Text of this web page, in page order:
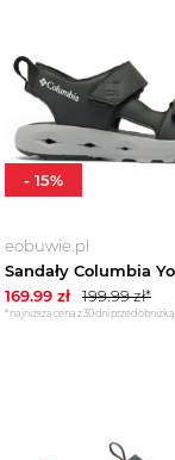
eobuwie.pl
169.99 zł 199.99zł*
*najniższa cena z 30 dni przed obniżką
- 15%